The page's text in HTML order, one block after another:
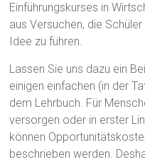
Einführungskurses in
aus Versuchen, die
Idee zu führen.
Lassen Sie uns dazu ein
einigen einfachen (in der
dem Lehrbuch. Für
versorgen oder in erster
können
beschrieben werden.